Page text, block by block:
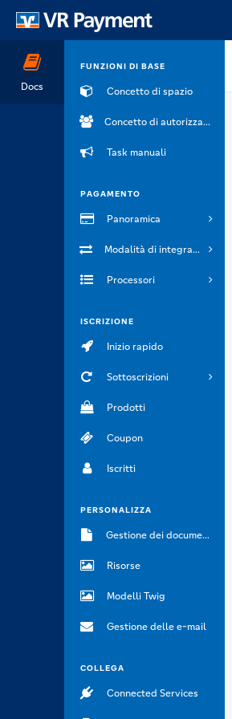
Docs
FUNZIONI DI BASE
Concetto di spazio
Concetto di autorizzazione
Task manuali
PAGAMENTO
Panoramica
Modalità di integrazione
Processori
ISCRIZIONE
Inizio rapido
Sottoscrizioni
Prodotti
Coupon
Iscritti
PERSONALIZZA
Gestione dei documenti
Risorse
Modelli Twig
Gestione delle e-mail
COLLEGA
Connected Services